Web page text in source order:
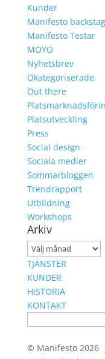
Kunder
Manifesto
Manifesto Testar
MOYO
Nyhetsbrev
Okategoriserade
Out there
Platsutveckling
Press
Social design
Sociala medier
Sommarbloggen
Trendrapport
Utbildning
Workshops
Arkiv
Arkiv
TJÄNSTER
KUNDER
HISTORIA
KONTAKT
© Manifesto